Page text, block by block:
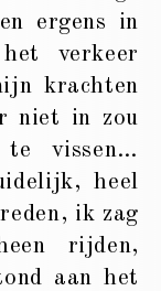
ergens in
verkeer
krachten
niet in zou
vissen…
heel
ik zag
rijden,
aan het